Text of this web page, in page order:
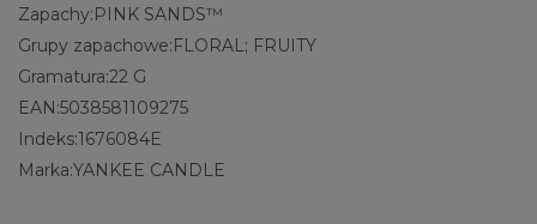
Zapachy:PINK SANDS™
Grupy zapachowe:FLORAL; FRUITY
Gramatura:22 G
EAN:5038581109275
Indeks:1676084E
Marka:YANKEE CANDLE